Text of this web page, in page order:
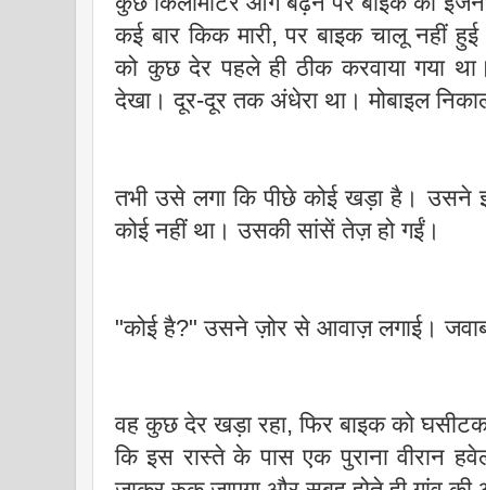
कई बार किक मारी, पर बाइक चालू नहीं
को कुछ देर पहले ही ठीक करवाया गया
देखा। दूर-दूर तक अंधेरा था। मोबाइल
तभी उसे लगा कि पीछे कोई खड़ा है।
कोई नहीं था। उसकी सांसें तेज़ हो गईं।
"कोई है?" उसने ज़ोर से आवाज़ लगाई।
वह कुछ देर खड़ा रहा, फिर बाइक को
कि इस रास्ते के पास एक पुराना वीरान